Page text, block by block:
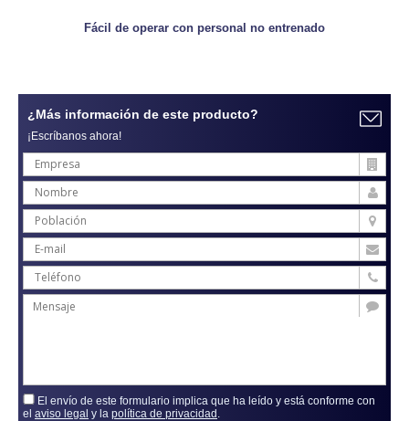
Fácil de operar con personal no entrenado
¿Más información de este producto?
¡Escríbanos ahora!
El envío de este formulario implica que ha leído y está conforme con
el aviso legal y la política de privacidad